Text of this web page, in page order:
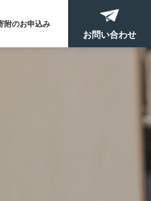
附のお申込み
お問い合わせ